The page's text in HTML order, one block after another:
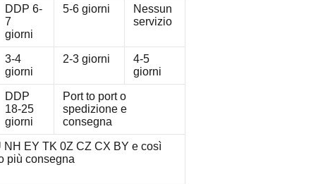
DDP 6-
7
giorni
5-6 giorni
Nessun
servizio
3-4
giorni
2-3 giorni
4-5
giorni
DDP
18-25
giorni
Port to port o
spedizione e
consegna
NH EY TK 0Z CZ CX BY e così
più consegna